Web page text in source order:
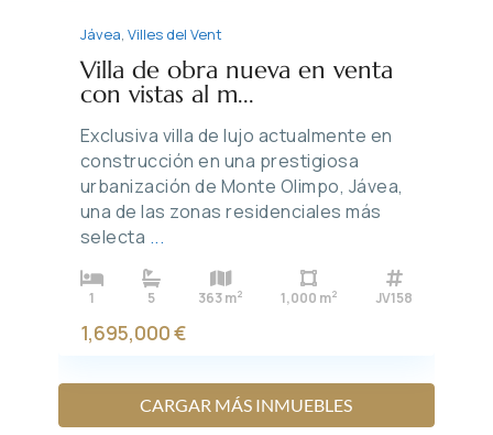
Jávea, Villes del Vent
Villa de obra nueva en venta
con vistas al m...
Exclusiva villa de lujo actualmente en
construcción en una prestigiosa
urbanización de Monte Olimpo, Jávea,
una de las zonas residenciales más
selecta ...
1 5 363 m2 1,000 m2 JV158
1,695,000 €
CARGAR MÁS INMUEBLES